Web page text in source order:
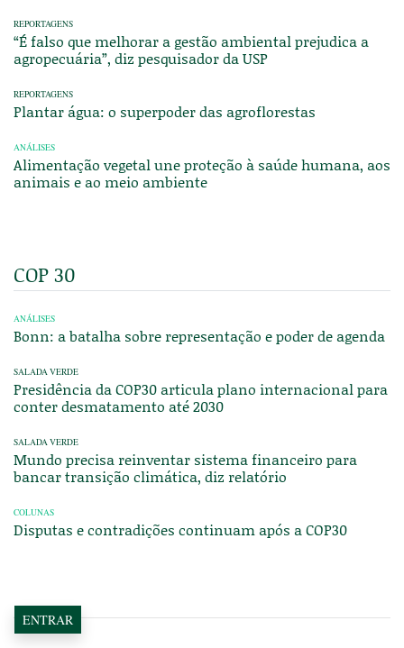
REPORTAGENS
“É falso que melhorar a gestão ambiental prejudica a
agropecuária”, diz pesquisador da USP
REPORTAGENS
Plantar água: o superpoder das agroflorestas
ANÁLISES
Alimentação vegetal une proteção à saúde humana, aos
animais e ao meio ambiente
COP 30
ANÁLISES
Bonn: a batalha sobre representação e poder de agenda
SALADA VERDE
Presidência da COP30 articula plano internacional para
conter desmatamento até 2030
SALADA VERDE
Mundo precisa reinventar sistema financeiro para
bancar transição climática, diz relatório
COLUNAS
Disputas e contradições continuam após a COP30
ENTRAR